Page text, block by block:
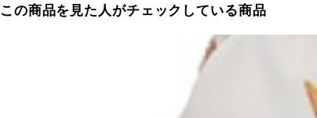
この商品を見た人がチェックしている商品